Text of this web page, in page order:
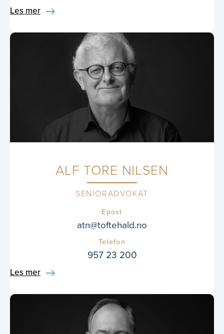
Les mer
ALF TORE NILSEN
SENIORADVOKAT
Epost
atn@toftehald.no
Telefon
957 23 200
Les mer